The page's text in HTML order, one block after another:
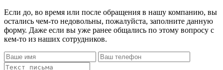
Если до, во время или после обращения в нашу компанию, вы
остались чем-то недовольны, пожалуйста, заполните данную
форму. Даже если вы уже ранее общались по этому вопросу с
кем-то из наших сотрудников.